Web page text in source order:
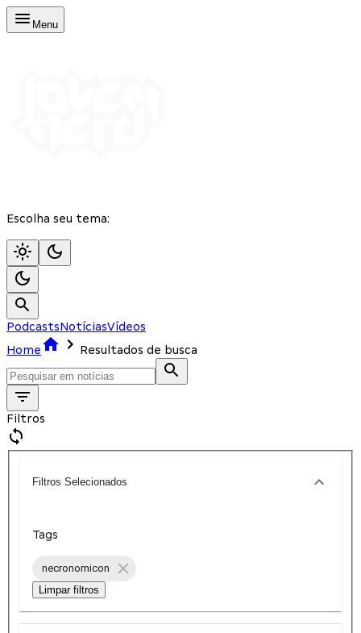
Menu
Escolha seu tema:
PodcastsNotíciasVídeos
Home
Resultados de busca
Filtros
Filtros Selecionados
Tags
necronomicon
Limpar filtros